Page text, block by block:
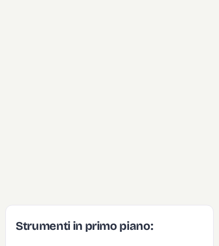
Strumenti in primo piano: